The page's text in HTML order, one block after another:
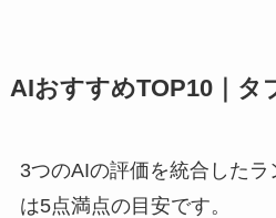
AIおすすめTOP10｜タ
3つのAIの評価を統合した
は5点満点の目安です。